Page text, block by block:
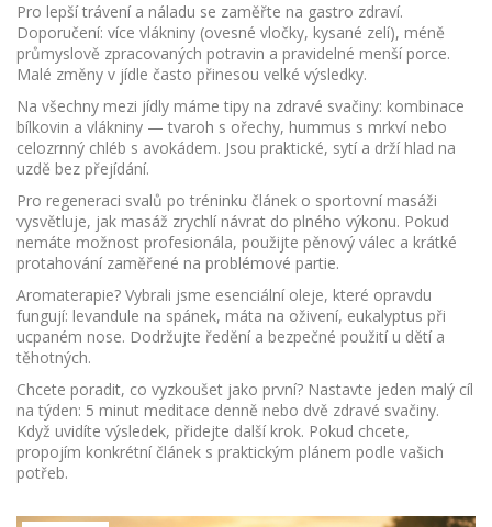
Pro lepší trávení a náladu se zaměřte na gastro zdraví.
Doporučení: více vlákniny (ovesné vločky, kysané zelí), méně
průmyslově zpracovaných potravin a pravidelné menší porce.
Malé změny v jídle často přinesou velké výsledky.
Na všechny mezi jídly máme tipy na zdravé svačiny: kombinace
bílkovin a vlákniny — tvaroh s ořechy, hummus s mrkví nebo
celozrnný chléb s avokádem. Jsou praktické, sytí a drží hlad na
uzdě bez přejídání.
Pro regeneraci svalů po tréninku článek o sportovní masáži
vysvětluje, jak masáž zrychlí návrat do plného výkonu. Pokud
nemáte možnost profesionála, použijte pěnový válec a krátké
protahování zaměřené na problémové partie.
Aromaterapie? Vybrali jsme esenciální oleje, které opravdu
fungují: levandule na spánek, máta na oživení, eukalyptus při
ucpaném nose. Dodržujte ředění a bezpečné použití u dětí a
těhotných.
Chcete poradit, co vyzkoušet jako první? Nastavte jeden malý cíl
na týden: 5 minut meditace denně nebo dvě zdravé svačiny.
Když uvidíte výsledek, přidejte další krok. Pokud chcete,
propojím konkrétní článek s praktickým plánem podle vašich
potřeb.